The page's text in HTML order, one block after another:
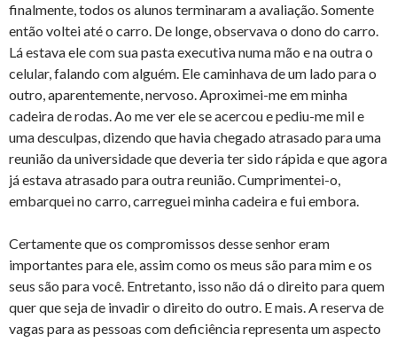
finalmente, todos os alunos terminaram a avaliação. Somente
então voltei até o carro. De longe, observava o dono do carro.
Lá estava ele com sua pasta executiva numa mão e na outra o
celular, falando com alguém. Ele caminhava de um lado para o
outro, aparentemente, nervoso. Aproximei-me em minha
cadeira de rodas. Ao me ver ele se acercou e pediu-me mil e
uma desculpas, dizendo que havia chegado atrasado para uma
reunião da universidade que deveria ter sido rápida e que agora
já estava atrasado para outra reunião. Cumprimentei-o,
embarquei no carro, carreguei minha cadeira e fui embora.
Certamente que os compromissos desse senhor eram
importantes para ele, assim como os meus são para mim e os
seus são para você. Entretanto, isso não dá o direito para quem
quer que seja de invadir o direito do outro. E mais. A reserva de
vagas para as pessoas com deficiência representa um aspecto